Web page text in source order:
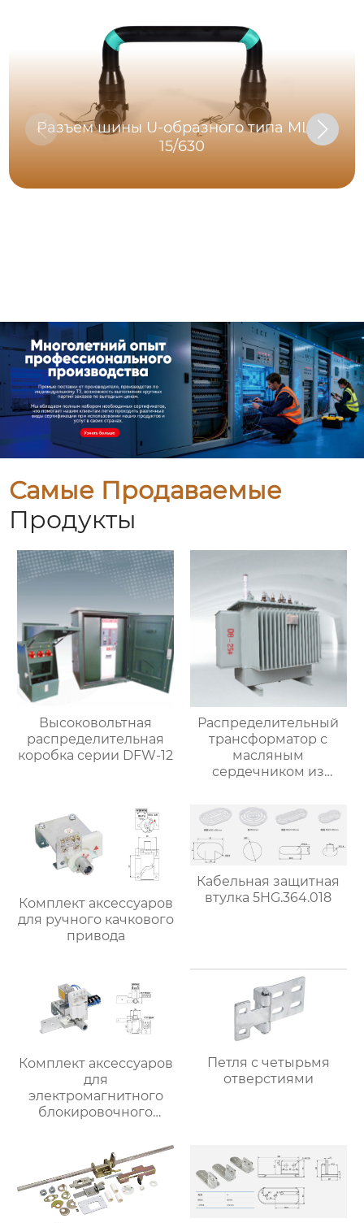
Разъем шины U-образного типа MLQ-
15/630
Самые Продаваемые
Продукты
Высоковольтная
распределительная
коробка серии DFW-12
Распределительный
трансформатор с
масляным
сердечником из
серии S(B)H15
напряжением 10 кВ
Комплект аксессуаров
для ручного качкового
привода
Кабельная защитная
втулка 5HG.364.018
Комплект аксессуаров
для
электромагнитного
блокировочного
Петля с четырьмя
отверстиями